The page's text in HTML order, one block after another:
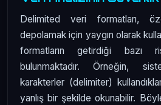
Delimited veri formatları,
depolamak için yaygın olarak
formatların getirdiği bazı
bulunmaktadır. Örneğin,
karakterler (delimiter)
yanlış bir şekilde okunabilir.